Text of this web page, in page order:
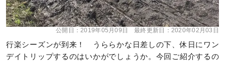
公開日：2019年05月09日 最終更新日： 2020年02月03日
行楽シーズンが到来！ うららかな日差しの下、休日にワン
デイトリップするのはいかがでしょうか。今回ご紹介するの